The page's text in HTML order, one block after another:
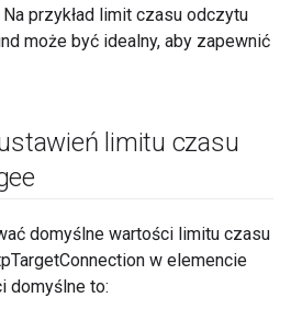
przykład limit czasu odczytu
może być idealny, aby zapewnić
limitu czasu
domyślne wartości limitu czasu
w elemencie
domyślne to: